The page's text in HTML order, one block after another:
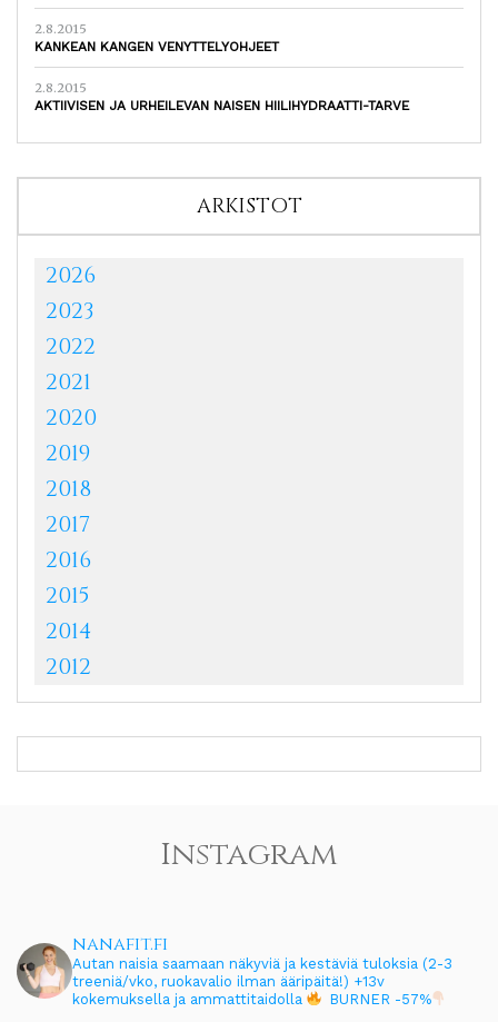
2.8.2015
KANKEAN KANGEN VENYTTELYOHJEET
2.8.2015
AKTIIVISEN JA URHEILEVAN NAISEN HIILIHYDRAATTI-TARVE
ARKISTOT
2026
2023
2022
2021
2020
2019
2018
2017
2016
2015
2014
2012
Instagram
nanafit.fi
Autan naisia saamaan näkyviä ja kestäviä tuloksia (2-3
treeniä/vko, ruokavalio ilman ääripäitä!) +13v
kokemuksella ja ammattitaidolla
BURNER -57%